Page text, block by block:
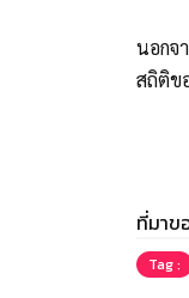
นอกจ
สถิติข
ที่มาข
Tag :